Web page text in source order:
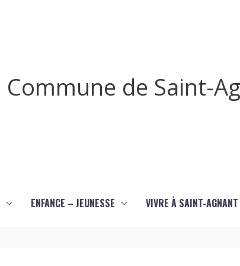
Commune de Saint-
ENFANCE – JEUNESSE VIVRE À SAINT-AGNANT